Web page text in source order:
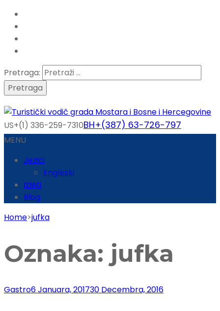
Pretraga:
US+(1) 336-259-7310BH+(387) 63-726-797
MENU
Jezici
Engleski
Izleti
Blog
Home>jufka
Oznaka: jufka
Gastro6 Januara, 201730 Decembra, 2016